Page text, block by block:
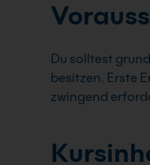
Du solltest
besitzen. Erste
zwingend